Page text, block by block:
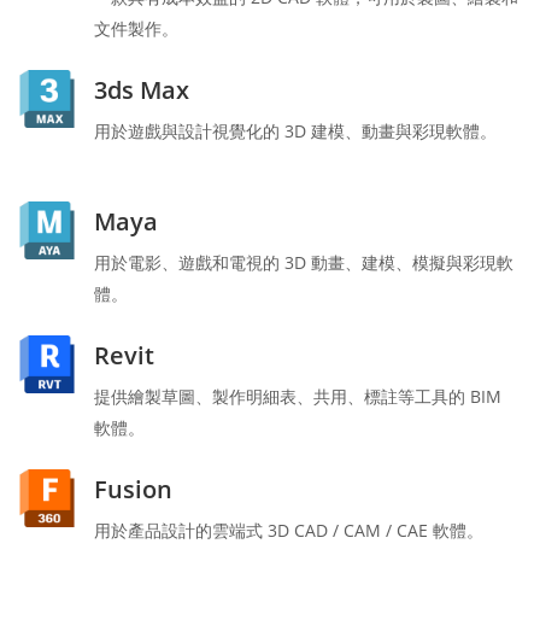
文件製作。
3ds Max
用於遊戲與設計視覺化的 3D 建模、動畫與彩現軟體。
Maya
用於電影、遊戲和電視的 3D 動畫、建模、模擬與彩現軟
體。
Revit
提供繪製草圖、製作明細表、共用、標註等工具的 BIM
軟體。
Fusion
用於產品設計的雲端式 3D CAD / CAM / CAE 軟體。